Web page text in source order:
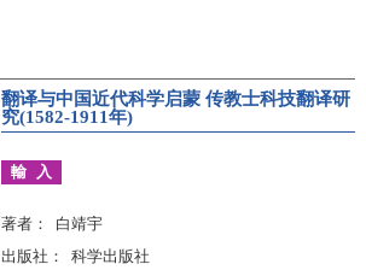
翻译与中国近代科学启蒙 传教士科技翻译研
究(1582-1911年)
輸入
著者
白靖宇
出版社
科学出版社